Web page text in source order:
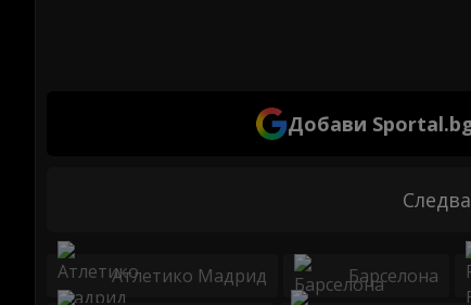
Добави
Атлетико Мадрид Барселона